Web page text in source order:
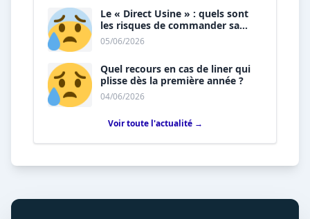
Le « Direct Usine » : quels sont
les risques de commander sa
piscine sans installateur ?
05/06/2026
Quel recours en cas de liner qui
plisse dès la première année ?
04/06/2026
Voir toute l'actualité →